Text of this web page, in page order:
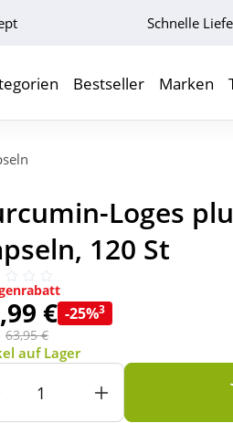
Schnelle
Bestseller Marken
Loges
120 St
€ -25%3
63,95 €
auf Lager